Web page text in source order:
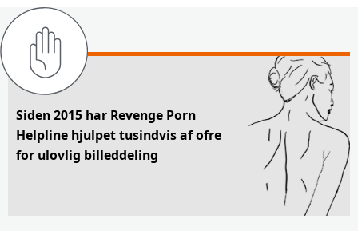
Siden 2015 har Revenge Porn
Helpline hjulpet tusindvis af ofre
for ulovlig billeddeling